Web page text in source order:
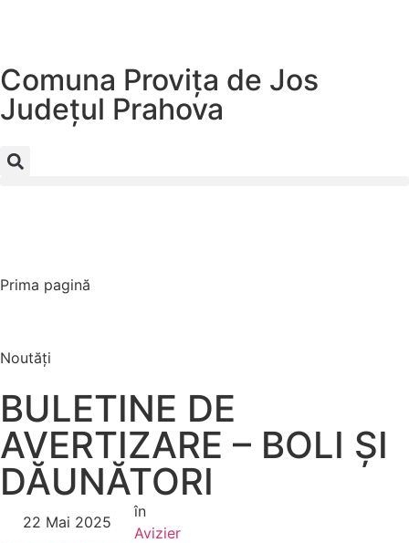
Comuna Provița de Jos
Județul Prahova
Prima pagină
Noutăți
BULETINE DE
AVERTIZARE – BOLI ȘI
DĂUNĂTORI
22 Mai 2025
în
Avizier